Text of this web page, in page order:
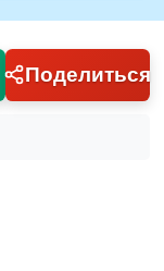
Поделиться